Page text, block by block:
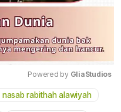
Mute
Powered by GliaStudios
nasab rabithah alawiyah